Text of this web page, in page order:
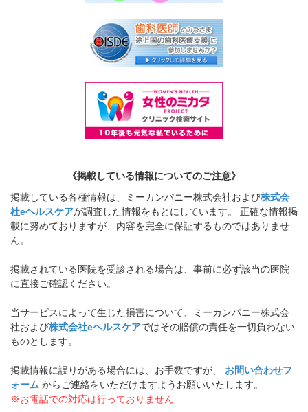
《掲載している情報についてのご注意》
掲載している各種情報は、ミーカンパニー株式会社および株式会
社eヘルスケアが調査した情報をもとにしています。 正確な情報掲
載に努めておりますが、内容を完全に保証するものではありませ
ん。
掲載されている医院を受診される場合は、事前に必ず該当の医院
に直接ご確認ください。
当サービスによって生じた損害について、ミーカンパニー株式会
社および株式会社eヘルスケアではその賠償の責任を一切負わない
ものとします。
掲載情報に誤りがある場合には、お手数ですが、 お問い合わせフ
ォーム からご連絡をいただけますようお願いいたします。
※お電話での対応は行っておりません